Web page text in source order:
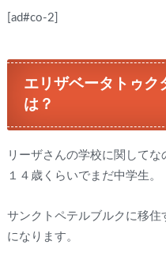
[ad#co-2]
エリザベータトゥク
は？
リーザさんの学校に関して
１４歳くらいでまだ中学生。
サンクトペテルブルクに移住
になります。